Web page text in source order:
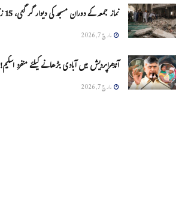
نماز جمعہ کے دوران مسجد کی دیوار گر گئی، 15 زخمی
مارچ 7, 2026
آندھراپردیش میں آبادی بڑھانے کیلئے منفرد اسکیم!
مارچ 7, 2026